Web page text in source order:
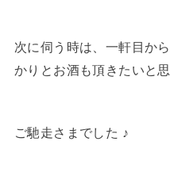
次に伺う時は、一軒目か
かりとお酒も頂きたいと思
ご馳走さまでした ♪